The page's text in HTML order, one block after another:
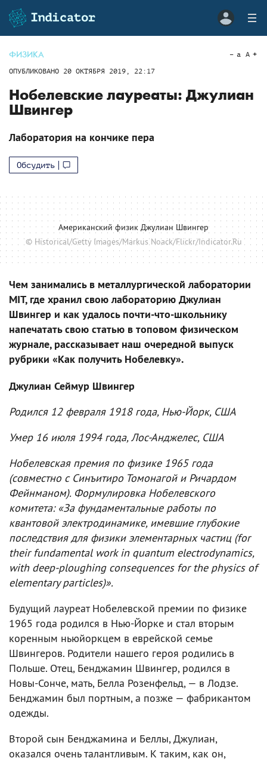
ФИЗИКА
ОПУБЛИКОВАНО 20 ОКТЯБРЯ 2019, 22:17
a A
Нобелевские лауреаты: Джулиан
Швингер
Лаборатория на кончике пера
Обсудить
Aмериканский физик Джулиан Швингер
© Historical/Getty Images/Markus Noack/Flickr/Indicator.Ru
Чем занимались в металлургической лаборатории
MIT, где хранил свою лабораторию Джулиан
Швингер и как удалось почти-что-школьнику
напечатать свою статью в топовом физическом
журнале, рассказывает наш очередной выпуск
рубрики «Как получить Нобелевку».
Джулиан Сеймур Швингер
Родился 12 февраля 1918 года, Нью-Йорк, США
Умер 16 июля 1994 года, Лос-Анджелес, США
Нобелевская премия по физике 1965 года
(совместно с Cинъитиро Томонагой и Ричардом
Фейнманом). Формулировка Нобелевского
комитета: «За фундаментальные работы по
квантовой электродинамике, имевшие глубокие
последствия для физики элементарных частиц (for
their fundamental work in quantum electrodynamics,
with deep-ploughing consequences for the physics of
elementary particles)».
Будущий лауреат Нобелевской премии по физике
1965 года родился в Нью-Йорке и стал вторым
коренным ньюйоркцем в еврейской семье
Швингеров. Родители нашего героя родились в
Польше. Отец, Бенджамин Швингер, родился в
Новы-Сонче, мать, Белла Розенфельд, — в Лодзе.
Бенджамин был портным, а позже — фабрикантом
одежды.
Второй сын Бенджамина и Беллы, Джулиан,
оказался очень талантливым. К таким, как он,